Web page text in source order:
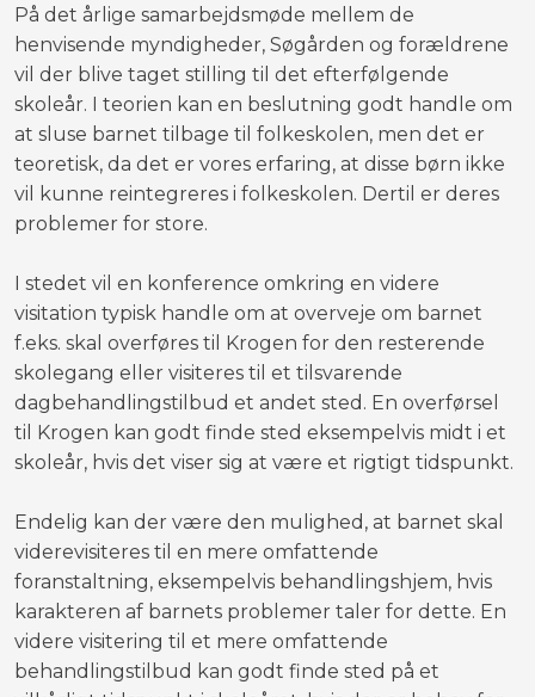
På det årlige samarbejdsmøde mellem de
henvisende myndigheder, Søgården og forældrene
vil der blive taget stilling til det efterfølgende
skoleår. I teorien kan en beslutning godt handle om
at sluse barnet tilbage til folkeskolen, men det er
teoretisk, da det er vores erfaring, at disse børn ikke
vil kunne reintegreres i folkeskolen. Dertil er deres
problemer for store.
I stedet vil en konference omkring en videre
visitation typisk handle om at overveje om barnet
f.eks. skal overføres til Krogen for den resterende
skolegang eller visiteres til et tilsvarende
dagbehandlingstilbud et andet sted. En overførsel
til Krogen kan godt finde sted eksempelvis midt i et
skoleår, hvis det viser sig at være et rigtigt tidspunkt.
Endelig kan der være den mulighed, at barnet skal
viderevisiteres til en mere omfattende
foranstaltning, eksempelvis behandlingshjem, hvis
karakteren af barnets problemer taler for dette. En
videre visitering til et mere omfattende
behandlingstilbud kan godt finde sted på et